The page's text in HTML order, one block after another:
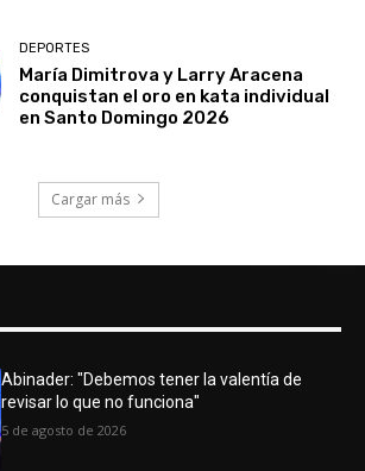
DEPORTES
María Dimitrova y Larry Aracena
conquistan el oro en kata individual
en Santo Domingo 2026
Cargar más
Abinader: "Debemos tener la valentía de
revisar lo que no funciona"
5 de agosto de 2026